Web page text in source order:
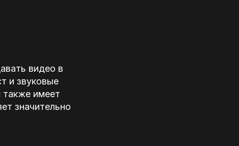
видео в
и звуковые
также имеет
значительно